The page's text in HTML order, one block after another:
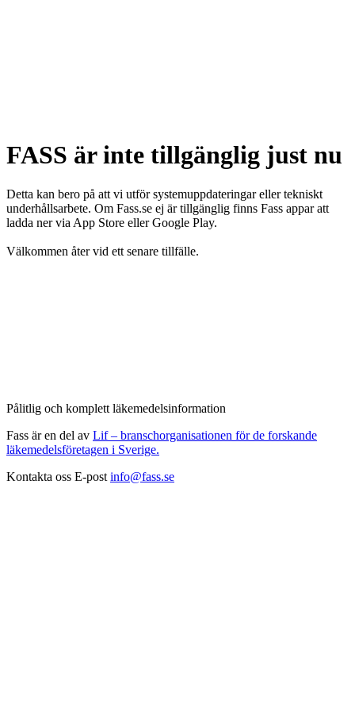
FASS är inte tillgänglig just nu
Detta kan bero på att vi utför systemuppdateringar eller tekniskt
underhållsarbete. Om Fass.se ej är tillgänglig finns Fass appar att
ladda ner via App Store eller Google Play.
Välkommen åter vid ett senare tillfälle.
Pålitlig och komplett läkemedelsinformation
Fass är en del av Lif – branschorganisationen för de forskande
läkemedelsföretagen i Sverige.
Kontakta oss E-post info@fass.se